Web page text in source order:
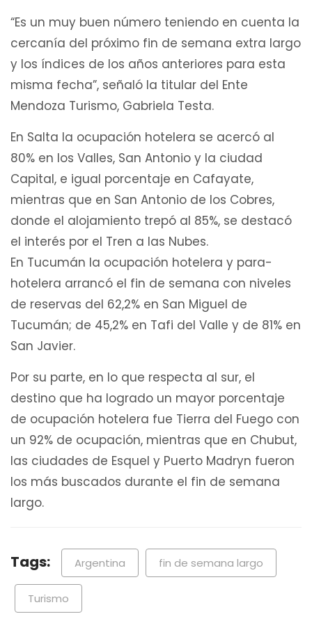
“Es un muy buen número teniendo en cuenta la
cercanía del próximo fin de semana extra largo
y los índices de los años anteriores para esta
misma fecha”, señaló la titular del Ente
Mendoza Turismo, Gabriela Testa.
En Salta la ocupación hotelera se acercó al
80% en los Valles, San Antonio y la ciudad
Capital, e igual porcentaje en Cafayate,
mientras que en San Antonio de los Cobres,
donde el alojamiento trepó al 85%, se destacó
el interés por el Tren a las Nubes.
En Tucumán la ocupación hotelera y para-
hotelera arrancó el fin de semana con niveles
de reservas del 62,2% en San Miguel de
Tucumán; de 45,2% en Tafi del Valle y de 81% en
San Javier.
Por su parte, en lo que respecta al sur, el
destino que ha logrado un mayor porcentaje
de ocupación hotelera fue Tierra del Fuego con
un 92% de ocupación, mientras que en Chubut,
las ciudades de Esquel y Puerto Madryn fueron
los más buscados durante el fin de semana
largo.
Tags: Argentina fin de semana largo
Turismo